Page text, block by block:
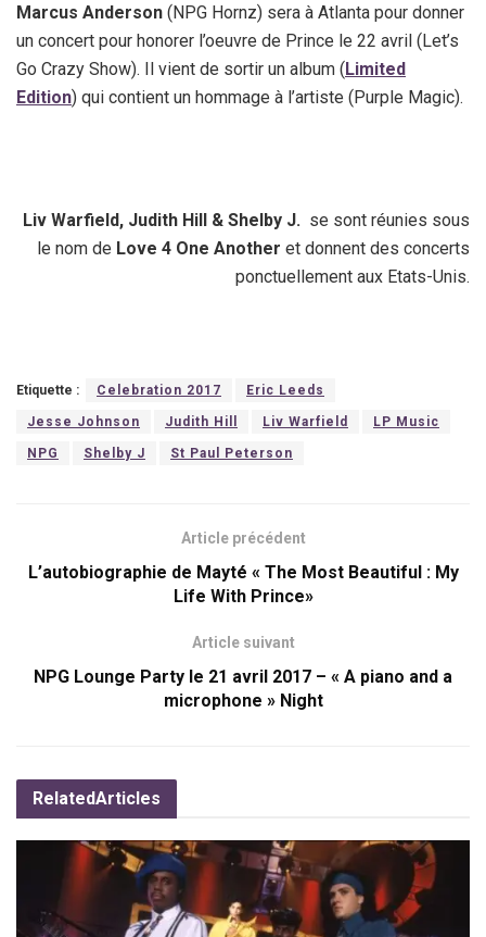
Marcus Anderson (NPG Hornz) sera à Atlanta pour donner
un concert pour honorer l’oeuvre de Prince le 22 avril (Let’s
Go Crazy Show). Il vient de sortir un album (Limited
Edition) qui contient un hommage à l’artiste (Purple Magic).
Liv Warfield, Judith Hill & Shelby J. se sont réunies sous
le nom de Love 4 One Another et donnent des concerts
ponctuellement aux Etats-Unis.
Etiquette : Celebration 2017 Eric Leeds
Jesse Johnson Judith Hill Liv Warfield LP Music
NPG Shelby J St Paul Peterson
Article précédent
L’autobiographie de Mayté « The Most Beautiful : My
Life With Prince»
Article suivant
NPG Lounge Party le 21 avril 2017 – « A piano and a
microphone » Night
RelatedArticles